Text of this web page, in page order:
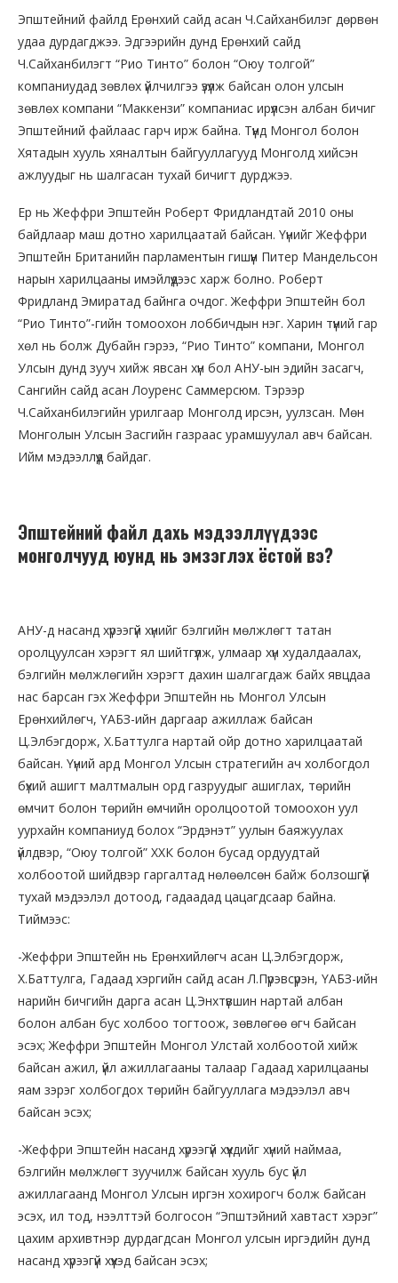
Эпштейний файлд Ерөнхий сайд асан Ч.Сайханбилэг дөрвөн
удаа дурдагджээ. Эдгээрийн дунд Ерөнхий сайд
Ч.Сайханбилэгт “Рио Тинто” болон “Оюу толгой”
компаниудад зөвлөх үйлчилгээ үзүүлж байсан олон улсын
зөвлөх компани “Маккензи” компаниас ирүүлсэн албан бичиг
Эпштейний файлаас гарч ирж байна. Түүнд Монгол болон
Хятадын хууль хяналтын байгууллагууд Монголд хийсэн
ажлуудыг нь шалгасан тухай бичигт дурджээ.
Ер нь Жеффри Эпштейн Роберт Фридландтай 2010 оны
байдлаар маш дотно харилцаатай байсан. Үүнийг Жеффри
Эпштейн Британийн парламентын гишүүн Питер Мандельсон
нарын харилцааны имэйлүүдээс харж болно. Роберт
Фридланд Эмиратад байнга очдог. Жеффри Эпштейн бол
“Рио Тинто”-гийн томоохон лоббичдын нэг. Харин түүний гар
хөл нь болж Дубайн гэрээ, “Рио Тинто” компани, Монгол
Улсын дунд зууч хийж явсан хүн бол АНУ-ын эдийн засагч,
Сангийн сайд асан Лоуренс Саммерсюм. Тэрээр
Ч.Сайханбилэгийн урилгаар Монголд ирсэн, уулзсан. Мөн
Монголын Улсын Засгийн газраас урамшуулал авч байсан.
Ийм мэдээллүүд байдаг.
Эпштейний файл дахь мэдээллүүдээс
монголчууд юунд нь эмзэглэх ёстой вэ?
АНУ-д насанд хүрээгүй хүнийг бэлгийн мөлжлөгт татан
оролцуулсан хэрэгт ял шийтгүүлж, улмаар хүн худалдаалах,
бэлгийн мөлжлөгийн хэрэгт дахин шалгагдаж байх явцдаа
нас барсан гэх Жеффри Эпштейн нь Монгол Улсын
Ерөнхийлөгч, ҮАБЗ-ийн даргаар ажиллаж байсан
Ц.Элбэгдорж, Х.Баттулга нартай ойр дотно харилцаатай
байсан. Үүний ард Монгол Улсын стратегийн ач холбогдол
бүхий ашигт малтмалын орд газруудыг ашиглах, төрийн
өмчит болон төрийн өмчийн оролцоотой томоохон уул
уурхайн компаниуд болох “Эрдэнэт” уулын баяжуулах
үйлдвэр, “Оюу толгой” ХХК болон бусад ордуудтай
холбоотой шийдвэр гаргалтад нөлөөлсөн байж болзошгүй
тухай мэдээлэл дотоод, гадаадад цацагдсаар байна.
Тиймээс:
-Жеффри Эпштейн нь Ерөнхийлөгч асан Ц.Элбэгдорж,
Х.Баттулга, Гадаад хэргийн сайд асан Л.Пүрэвсүрэн, ҮАБЗ-ийн
нарийн бичгийн дарга асан Ц.Энхтүвшин нартай албан
болон албан бус холбоо тогтоож, зөвлөгөө өгч байсан
эсэх; Жеффри Эпштейн Монгол Улстай холбоотой хийж
байсан ажил, үйл ажиллагааны талаар Гадаад харилцааны
яам зэрэг холбогдох төрийн байгууллага мэдээлэл авч
байсан эсэх;
-Жеффри Эпштейн насанд хүрээгүй хүүхдийг хүний наймаа,
бэлгийн мөлжлөгт зуучилж байсан хууль бус үйл
ажиллагаанд Монгол Улсын иргэн хохирогч болж байсан
эсэх, ил тод, нээлттэй болгосон “Эпштэйний хавтаст хэрэг”
цахим архивтнэр дурдагдсан Монгол улсын иргэдийн дунд
насанд хүрээгүй хүүхэд байсан эсэх;